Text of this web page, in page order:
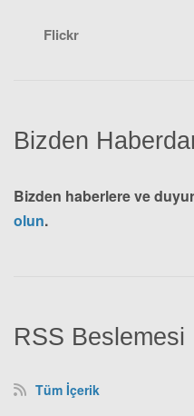
RSS Beslemesi
Tüm İçerik
Bizden
Bizden haberlere ve
olun.
Flickr